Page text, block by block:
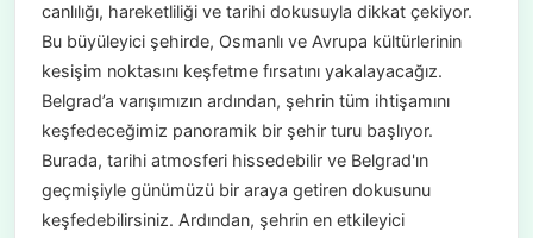
canlılığı, hareketliliği ve tarihi dokusuyla dikkat çekiyor.
Bu büyüleyici şehirde, Osmanlı ve Avrupa kültürlerinin
kesişim noktasını keşfetme fırsatını yakalayacağız.
Belgrad’a varışımızın ardından, şehrin tüm ihtişamını
keşfedeceğimiz panoramik bir şehir turu başlıyor.
Burada, tarihi atmosferi hissedebilir ve Belgrad'ın
geçmişiyle günümüzü bir araya getiren dokusunu
keşfedebilirsiniz. Ardından, şehrin en etkileyici